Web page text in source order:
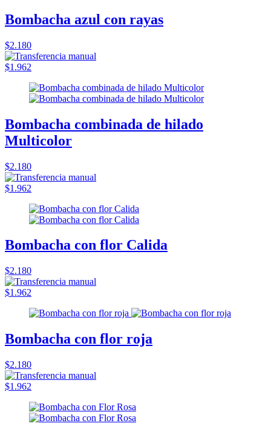
Bombacha azul con rayas
$2.180
$1.962
Bombacha combinada de hilado
Multicolor
$2.180
$1.962
Bombacha con flor Calida
$2.180
$1.962
Bombacha con flor roja
$2.180
$1.962